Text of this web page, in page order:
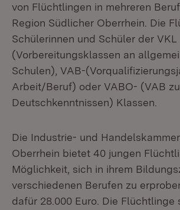
von Flüchtlingen in mehreren
Region Südlicher Oberrhein. Die
Schülerinnen und Schüler der VKL
(Vorbereitungsklassen an
Schulen), VAB-
Arbeit/Beruf) oder VABO- (VAB
Deutschkenntnissen) Klassen.
Die Industrie- und
Oberrhein bietet 40 jungen
Möglichkeit, sich in ihrem
verschiedenen Berufen zu
dafür 28.000 Euro. Die Flüchtlinge